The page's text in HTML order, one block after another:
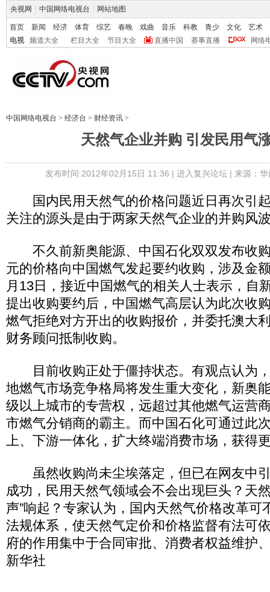
央视网 中国网络电视台 网站地图
首页 新闻 经济 体育 综艺 春晚 戏曲 音乐 科教 青少 文化
艺术
电视
频道大全 栏目大全 节目大全 直播中国 赛事直播 网络
中国网络电视台 > 经济台 > 财经资讯 >
天然气企业并购 引发民用气
发布时间:2012年02月15日 11:36 | 进入复兴论坛| 来源：
国内民用天然气的价格问题近日再次引
关注的源头是由于两家天然气企业的并购风
不久前新奥能源、中国石化双双发布收
元的价格向中国燃气发起要约收购，涉及金
月13日，接近中国燃气的相关人士表示，自
提出收购要约后，中国燃气高层认为此次收
燃气拒绝对方开出的收购报价，并委托澳大
财务顾问抵制收购。
目前收购正处于僵持状态。有观点认为
地燃气市场竞争格局将发生重大变化，新奥
级以上城市的专营权，远超过其他燃气运营
市燃气分销商的霸主。而中国石化可通过此
上、下游一体化，扩大终端消费市场，获得
虽然收购尚未尘埃落定，但已在网友中
成功，民用天然气领域会不会出现巨头？天
声”响起？专家认为，国内天然气价格改革可
法规体系，使天然气定价和价格监督有法可
府的作用集中于合同审批、消费者权益维护
新华社